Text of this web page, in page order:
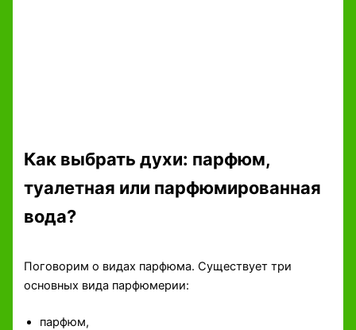
Как выбрать духи: парфюм,
туалетная или парфюмированная
вода?
Поговорим о видах парфюма. Существует три
основных вида парфюмерии:
парфюм,